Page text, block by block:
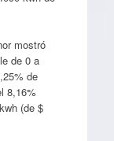
mostró
de 0 a
de
8,16%
(de $